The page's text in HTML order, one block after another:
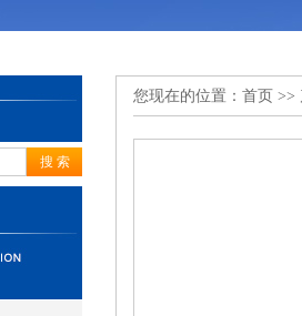
您现在的位置： 首页 >>